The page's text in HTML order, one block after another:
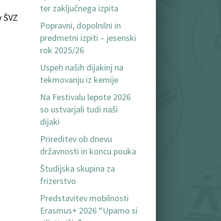
ter zaključnega izpita
Popravni, dopolnilni in
predmetni izpiti – jesenski
rok 2025/26
Uspeh naših dijakinj na
tekmovanju iz kemije
Na Festivalu lepote 2026
so ustvarjali tudi naši
dijaki
Prireditev ob dnevu
državnosti in koncu pouka
Študijska skupina za
frizerstvo
Predstavitev mobilnosti
Erasmus+ 2026 “Upamo si